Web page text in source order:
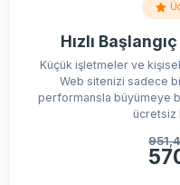
Hızlı
Küçük işletmeler ve
Web sitenizi sadece
performansla büyümeye
ücretsiz